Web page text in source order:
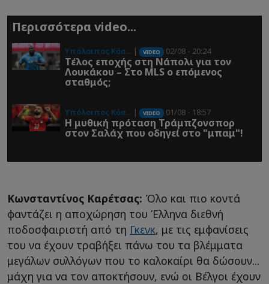
Περισσότερα video...
Υπόλοιπος Κόσ... | VIDEO 02/08 - 20:24
Τέλος εποχής στη Νάπολι για τον
Λουκάκου – Στο MLS ο επόμενος
σταθμός;
Υπόλοιπος Κόσ... | VIDEO 01/08 - 18:57
Η μυθική πρόταση Τράμπζονσπορ
στον Σαλάχ που οδηγεί στο "μπαμ"!
Κωνσταντίνος Καρέτσας: Όλο και πιο κοντά
φαντάζει η αποχώρηση του Έλληνα διεθνή
ποδοσφαιριστή από τη Γκενκ, με τις εμφανίσεις
του να έχουν τραβήξει πάνω του τα βλέμματα
μεγάλων συλλόγων που το καλοκαίρι θα δώσουν...
μάχη για να τον αποκτήσουν, ενώ οι Βέλγοι έχουν